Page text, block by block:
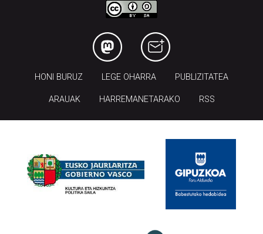
HONI BURUZ LEGE OHARRA PUBLIZITATEA
ARAUAK HARREMANETARAKO RSS